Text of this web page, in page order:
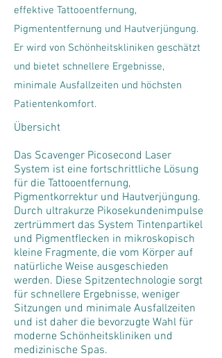
effektive Tattooentfernung,
Pigmententfernung und Hautverjüngung.
Er wird von Schönheitskliniken geschätzt
und bietet schnellere Ergebnisse,
minimale Ausfallzeiten und höchsten
Patientenkomfort.
Übersicht
Das Scavenger Picosecond Laser
System ist eine fortschrittliche Lösung
für die Tattooentfernung,
Pigmentkorrektur und Hautverjüngung.
Durch ultrakurze Pikosekundenimpulse
zertrümmert das System Tintenpartikel
und Pigmentflecken in mikroskopisch
kleine Fragmente, die vom Körper auf
natürliche Weise ausgeschieden
werden. Diese Spitzentechnologie sorgt
für schnellere Ergebnisse, weniger
Sitzungen und minimale Ausfallzeiten
und ist daher die bevorzugte Wahl für
moderne Schönheitskliniken und
medizinische Spas.